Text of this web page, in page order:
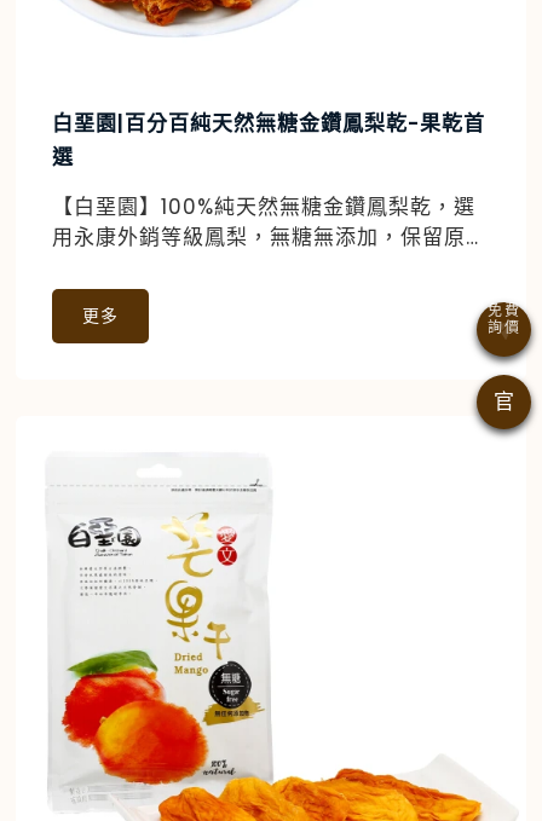
白堊園|百分百純天然無糖金鑽鳳梨乾-果乾首
選
【白堊園】100%純天然無糖金鑽鳳梨乾，選
用永康外銷等級鳳梨，無糖無添加，保留原味
零食首選
更多
官